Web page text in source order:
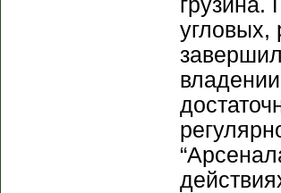
грузина.
угловых,